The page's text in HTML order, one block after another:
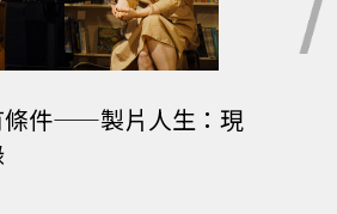
條件——製片人生：現